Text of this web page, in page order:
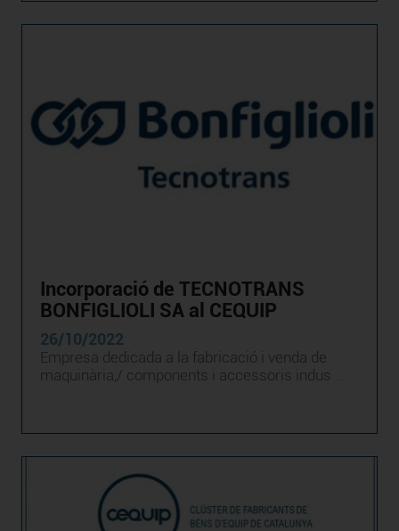
Incorporació de TECNOTRANS
BONFIGLIOLI SA al CEQUIP
26/10/2022
Empresa dedicada a la fabricació i venda de
maquinària,/ components i accessoris indus ...